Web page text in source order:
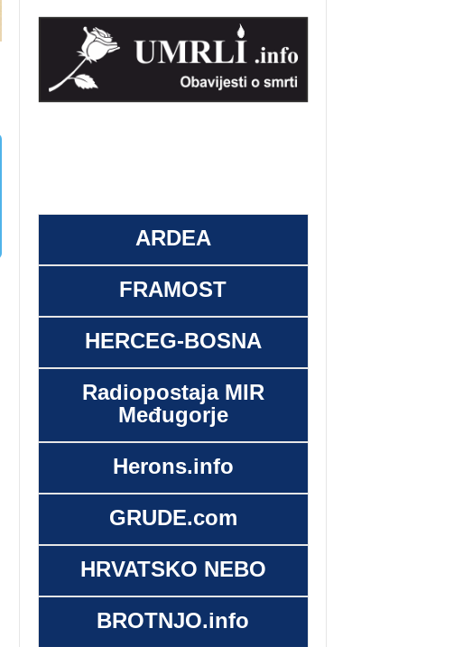
ARDEA
FRAMOST
HERCEG-BOSNA
Radiopostaja MIR
Međugorje
Herons.info
GRUDE.com
HRVATSKO NEBO
BROTNJO.info